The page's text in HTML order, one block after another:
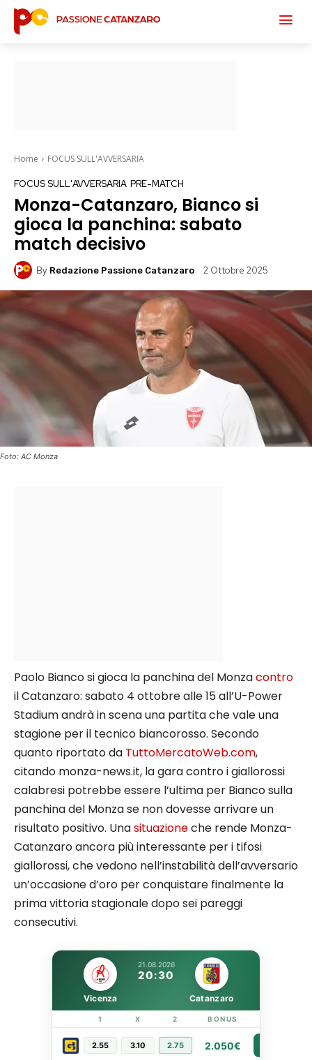
Home FOCUS SULL'AVVERSARIA
FOCUS SULL'AVVERSARIA PRE-MATCH
Monza-Catanzaro, Bianco si
gioca la panchina: sabato
match decisivo
By Redazione Passione Catanzaro 2 Ottobre 2025
Foto: AC Monza
Paolo Bianco si gioca la panchina del Monzacontro
il Catanzaro: sabato 4 ottobre alle 15 all’U-Power
Stadium andrà in scena una partita che vale una
stagione per il tecnico biancorosso. Secondo
quanto riportato da TuttoMercatoWeb.com,
citando monza-news.it, la gara contro i giallorossi
calabresi potrebbe essere l’ultima per Bianco sulla
panchina del Monza se non dovesse arrivare un
risultato positivo. Unasituazioneche rende Monza-
Catanzaro ancora più interessante per i tifosi
giallorossi, che vedono nell’instabilità dell’avversario
un’occasione d’oro per conquistare finalmente la
prima vittoria stagionale dopo sei pareggi
consecutivi.
21.08.2026
20:30
Vicenza Catanzaro
1 X 2 BONUS
2.55 3.10 2.75 2.050€